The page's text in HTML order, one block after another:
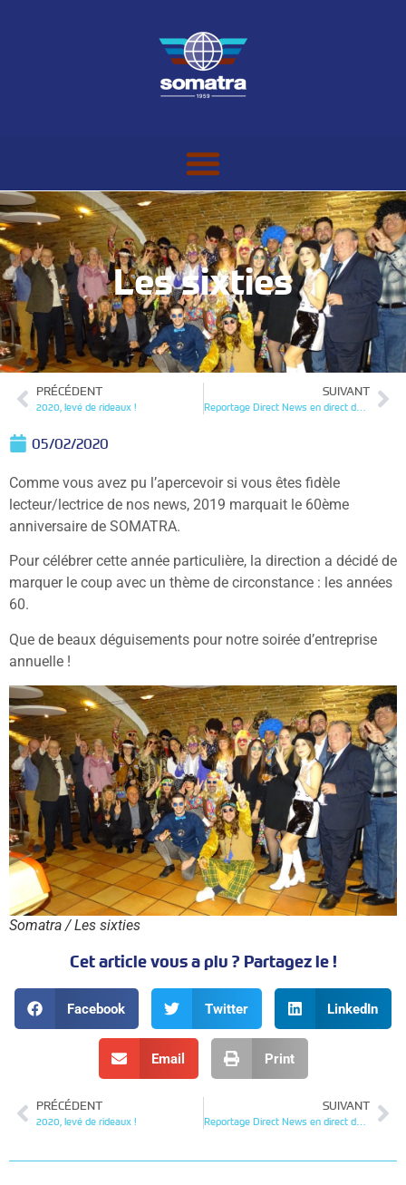
Les sixties
PRÉCÉDENT
2020, levé de rideaux !
SUIVANT
Reportage Direct News en direct de Somatra
05/02/2020
Comme vous avez pu l’apercevoir si vous êtes fidèle
lecteur/lectrice de nos news, 2019 marquait le 60ème
anniversaire de SOMATRA.
Pour célébrer cette année particulière, la direction a décidé de
marquer le coup avec un thème de circonstance : les années
60.
Que de beaux déguisements pour notre soirée d’entreprise
annuelle !
Somatra / Les sixties
Cet article vous a plu ? Partagez le !
Facebook Twitter LinkedIn
Email Print
PRÉCÉDENT
2020, levé de rideaux !
SUIVANT
Reportage Direct News en direct de Somatra